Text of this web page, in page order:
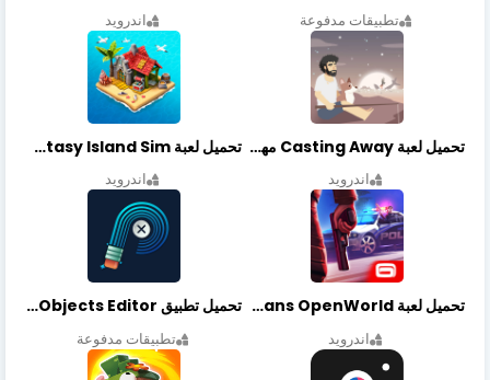
تطبيقات مدفوعة اندرويد
تحميل لعبة Casting Away مهكرة أخر إصدار
اندرويد
تحميل لعبة Fantasy Island Sim مهكرة أخر إصدار
اندرويد
تحميل لعبة Gangstar New Orleans OpenWorld مهكرة أخر إصدار
اندرويد
تحميل تطبيق Retouch Remove Objects Editor مهكرة اخر إصدار
تطبيقات مدفوعة